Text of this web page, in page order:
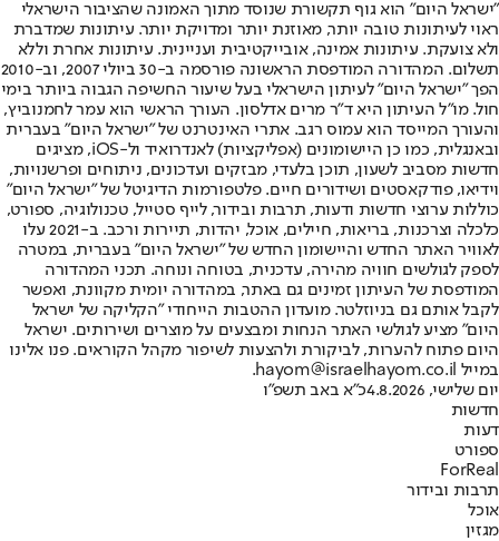
"ישראל היום" הוא גוף תקשורת שנוסד מתוך האמונה שהציבור הישראלי
ראוי לעיתונות טובה יותר, מאוזנת יותר ומדויקת יותר. עיתונות שמדברת
ולא צועקת. עיתונות אמינה, אובייקטיבית ועניינית. עיתונות אחרת וללא
תשלום. המהדורה המודפסת הראשונה פורסמה ב-30 ביולי 2007, וב-2010
הפך "ישראל היום" לעיתון הישראלי בעל שיעור החשיפה הגבוה ביותר בימי
חול. מו"ל העיתון היא ד"ר מרים אדלסון. העורך הראשי הוא עמר לחמנוביץ,
והעורך המייסד הוא עמוס רגב. אתרי האינטרנט של "ישראל היום" בעברית
ובאנגלית, כמו כן היישומונים (אפליקציות) לאנדרואיד ול-iOS, מציגים
חדשות מסביב לשעון, תוכן בלעדי, מבזקים ועדכונים, ניתוחים ופרשנויות,
וידיאו, פודקאסטים ושידורים חיים. פלטפורמות הדיגיטל של "ישראל היום"
כוללות ערוצי חדשות ודעות, תרבות ובידור, לייף סטייל, טכנולוגיה, ספורט,
כלכלה וצרכנות, בריאות, חיילים, אוכל, יהדות, תיירות ורכב. ב-2021 עלו
לאוויר האתר החדש והיישומון החדש של "ישראל היום" בעברית, במטרה
לספק לגולשים חוויה מהירה, עדכנית, בטוחה ונוחה. תכני המהדורה
המודפסת של העיתון זמינים גם באתר, במהדורה יומית מקוונת, ואפשר
לקבל אותם גם בניוזלטר. מועדון ההטבות הייחודי "הקליקה של ישראל
היום" מציע לגולשי האתר הנחות ומבצעים על מוצרים ושירותים. ישראל
היום פתוח להערות, לביקורת ולהצעות לשיפור מקהל הקוראים. פנו אלינו
במייל hayom@israelhayom.co.il.
יום שלישי, 4.8.2026
כ"א באב תשפ"ו
חדשות
דעות
ספורט
ForReal
תרבות ובידור
אוכל
מגזין